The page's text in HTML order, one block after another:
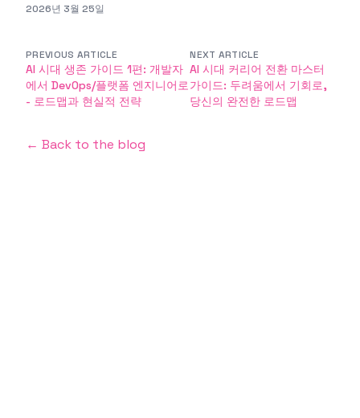
2026년 3월 25일
PREVIOUS ARTICLE
AI 시대 생존 가이드 1편: 개발자
에서 DevOps/플랫폼 엔지니어로
- 로드맵과 현실적 전략
NEXT ARTICLE
AI 시대 커리어 전환 마스터
가이드: 두려움에서 기회로,
당신의 완전한 로드맵
← Back to the blog